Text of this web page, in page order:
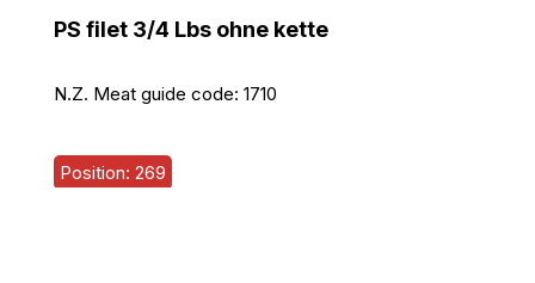
PS filet 3/4 Lbs ohne kette
N.Z. Meat guide code: 1710
Position: 269